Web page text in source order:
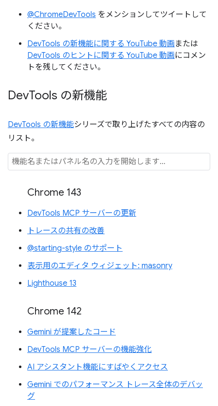
@ChromeDevTools をメンションしてツイートして
ください。
DevTools の新機能に関する YouTube 動画 または
DevTools のヒントに関する YouTube 動画にコメン
トを残してください。
DevTools の新機能
DevTools の新機能シリーズで取り上げたすべての内容の
リスト。
Chrome 143
DevTools MCP サーバーの更新
トレースの共有の改善
@starting-style のサポート
表示用のエディタ ウィジェット: masonry
Lighthouse 13
Chrome 142
Gemini が提案したコード
DevTools MCP サーバーの機能強化
AI アシスタント機能にすばやくアクセス
Gemini でのパフォーマンス トレース全体のデバッ
グ